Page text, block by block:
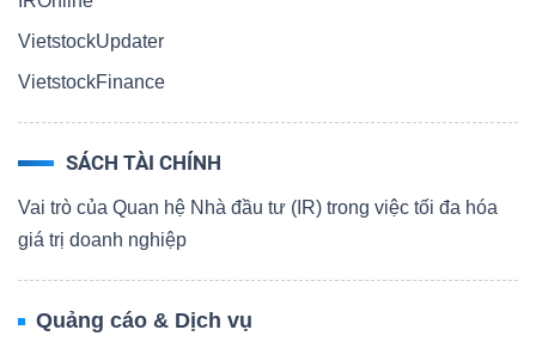
VietstockUpdater
VietstockFinance
SÁCH TÀI CHÍNH
Vai trò của Quan hệ Nhà đầu tư (IR) trong việc tối đa hóa
giá trị doanh nghiệp
Quảng cáo & Dịch vụ